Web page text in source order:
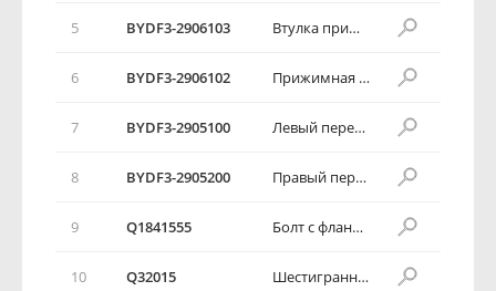
5 BYDF3-2906103 Втулка прижимной пластины стабилизатора поперечной устойчивости
6 BYDF3-2906102 Прижимная пластина стабилизатора поперечной устойчивости
7 BYDF3-2905100 Левый передний амортизатор в сборе
8 BYDF3-2905200 Правый передний амортизатор в сборе
9 Q1841555 Болт с фланцевой головкой
10 Q32015 Шестигранная фланцевая гайка